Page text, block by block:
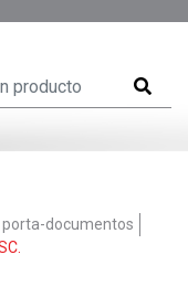
porta-documentos